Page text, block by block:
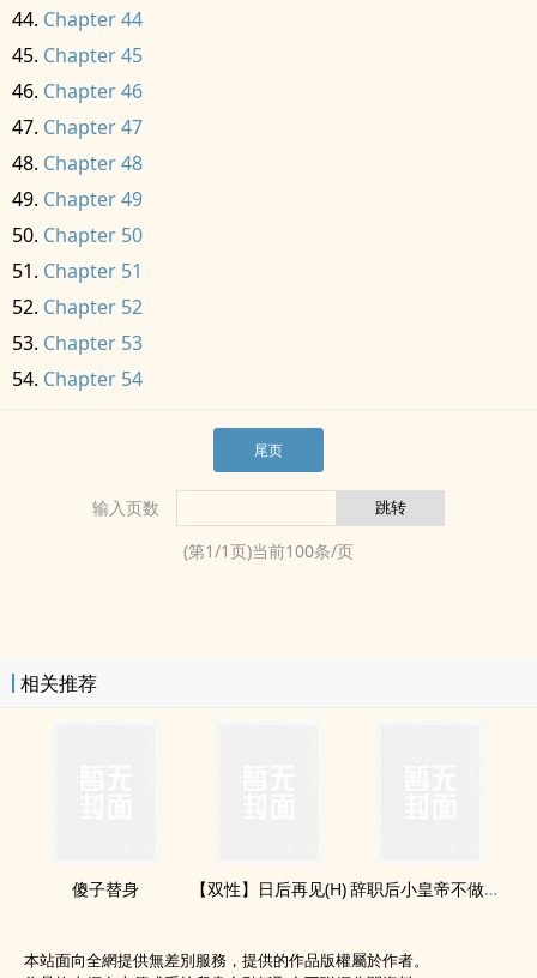
Chapter 44
Chapter 45
Chapter 46
Chapter 47
Chapter 48
Chapter 49
Chapter 50
Chapter 51
Chapter 52
Chapter 53
Chapter 54
尾页
输入页数
(第1/1页)当前100条/页
相关推荐
傻子替身 【双性】日后再见(H) 辞职后小皇帝不做人了[穿书]
本站面向全網提供無差別服務，提供的作品版權屬於作者。